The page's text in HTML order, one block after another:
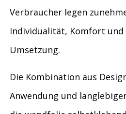
Verbraucher legen
Individualität, Komfort und
Umsetzung.
Die Kombination aus
Anwendung und